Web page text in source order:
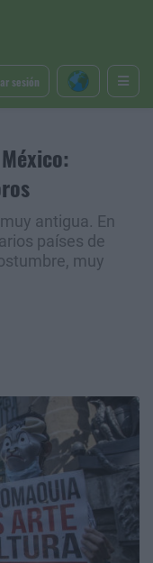
sesión
antigua. En
países de
muy